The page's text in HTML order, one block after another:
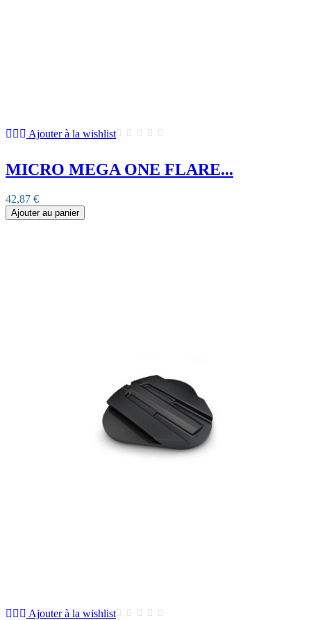
Ajouter à la wishlist
MICRO MEGA ONE FLARE...
42,87 €
Ajouter au panier
Ajouter à la wishlist